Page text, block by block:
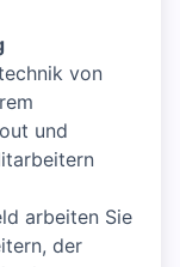
von
und
arbeiten Sie
der